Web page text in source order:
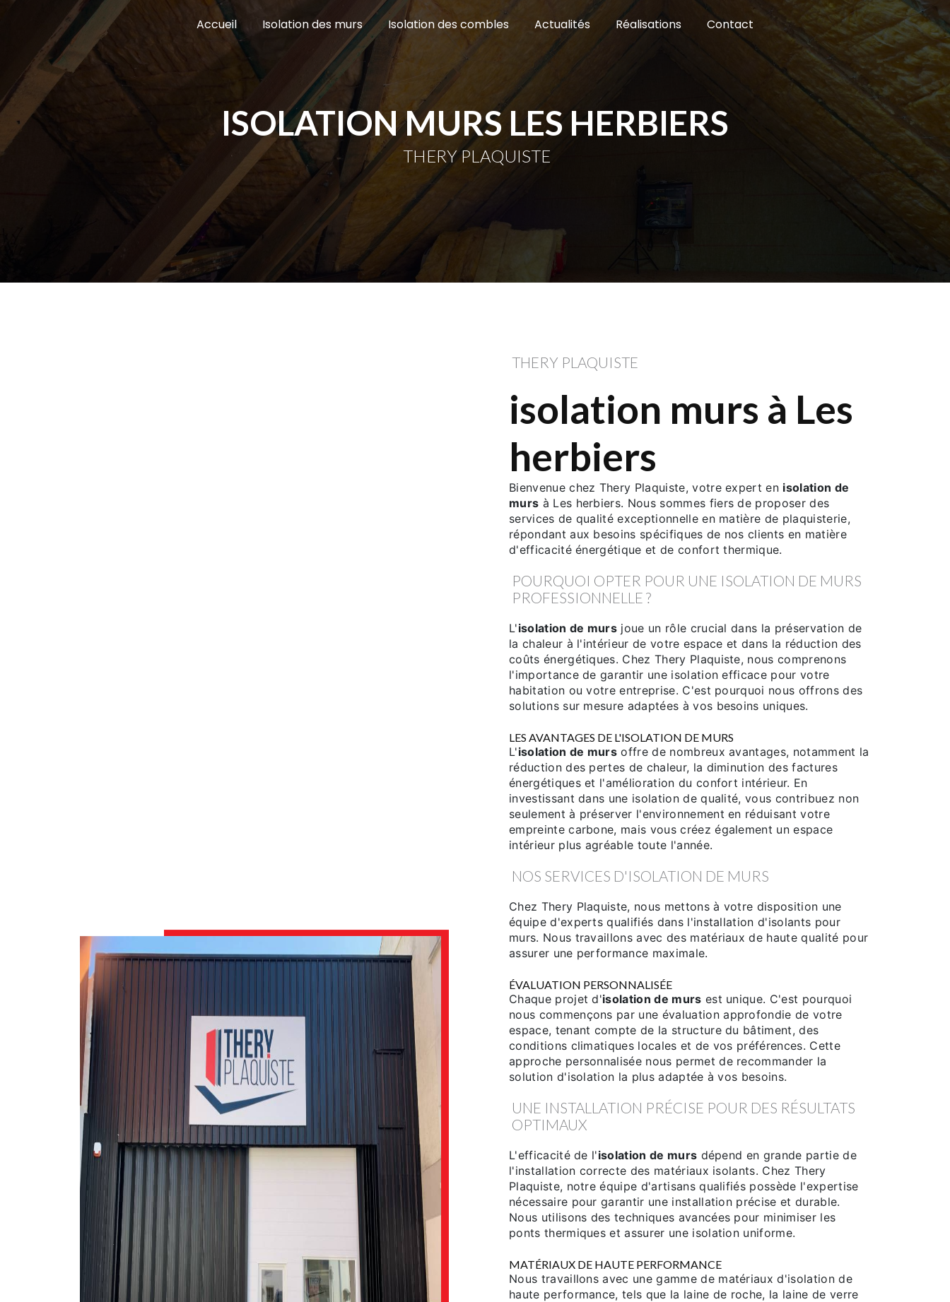
Accueil Isolation des murs Isolation des combles Actualités Réalisations Contact
ISOLATION MURS LES HERBIERS
THERY PLAQUISTE
THERY PLAQUISTE
isolation murs à Les
herbiers
Bienvenue chez Thery Plaquiste, votre expert en isolation de
murs à Les herbiers. Nous sommes fiers de proposer des
services de qualité exceptionnelle en matière de plaquisterie,
répondant aux besoins spécifiques de nos clients en matière
d'efficacité énergétique et de confort thermique.
POURQUOI OPTER POUR UNE ISOLATION DE MURS
PROFESSIONNELLE ?
L'isolation de murs joue un rôle crucial dans la préservation de
la chaleur à l'intérieur de votre espace et dans la réduction des
coûts énergétiques. Chez Thery Plaquiste, nous comprenons
l'importance de garantir une isolation efficace pour votre
habitation ou votre entreprise. C'est pourquoi nous offrons des
solutions sur mesure adaptées à vos besoins uniques.
LES AVANTAGES DE L'ISOLATION DE MURS
L'isolation de murs offre de nombreux avantages, notamment la
réduction des pertes de chaleur, la diminution des factures
énergétiques et l'amélioration du confort intérieur. En
investissant dans une isolation de qualité, vous contribuez non
seulement à préserver l'environnement en réduisant votre
empreinte carbone, mais vous créez également un espace
intérieur plus agréable toute l'année.
NOS SERVICES D'ISOLATION DE MURS
Chez Thery Plaquiste, nous mettons à votre disposition une
équipe d'experts qualifiés dans l'installation d'isolants pour
murs. Nous travaillons avec des matériaux de haute qualité pour
assurer une performance maximale.
ÉVALUATION PERSONNALISÉE
Chaque projet d'isolation de murs est unique. C'est pourquoi
nous commençons par une évaluation approfondie de votre
espace, tenant compte de la structure du bâtiment, des
conditions climatiques locales et de vos préférences. Cette
approche personnalisée nous permet de recommander la
solution d'isolation la plus adaptée à vos besoins.
UNE INSTALLATION PRÉCISE POUR DES RÉSULTATS
OPTIMAUX
L'efficacité de l'isolation de murs dépend en grande partie de
l'installation correcte des matériaux isolants. Chez Thery
Plaquiste, notre équipe d'artisans qualifiés possède l'expertise
nécessaire pour garantir une installation précise et durable.
Nous utilisons des techniques avancées pour minimiser les
ponts thermiques et assurer une isolation uniforme.
MATÉRIAUX DE HAUTE PERFORMANCE
Nous travaillons avec une gamme de matériaux d'isolation de
haute performance, tels que la laine de roche, la laine de verre
Panneau de gestion des cookies